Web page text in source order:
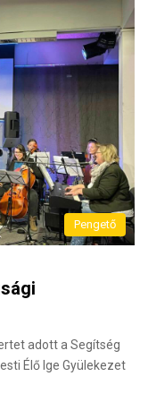
Pengető
adott a Segítség
Élő Ige Gyülekezet